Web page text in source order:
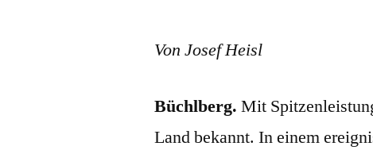
Von Josef Heisl
Büchlberg. Mit
Land bekannt. In einem